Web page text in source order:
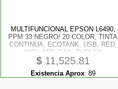
MULTIFUNCIONAL EPSON L6490,
PPM 33 NEGRO/ 20 COLOR, TINTA
CONTINUA, ECOTANK, USB, RED,
WIFI, ADF, FAX, DUPLEX
$11,525.81
Existencia Aprox: 89